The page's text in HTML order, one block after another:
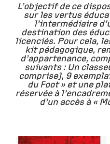
L’objectif de ce
sur les vertus
l’intermédiaire
destination des
licenciés. Pour cela,
kit pédagogique,
d’appartenance,
suivants : Un
comprise), 9
du Foot » et une
réservée à
d’un accès à «